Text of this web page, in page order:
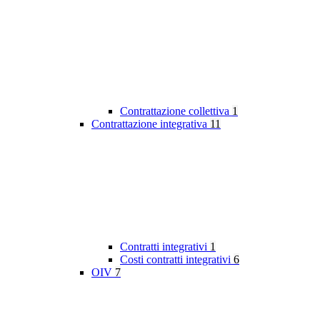
Contrattazione collettiva 1
Contrattazione integrativa 11
Contratti integrativi 1
Costi contratti integrativi 6
OIV 7